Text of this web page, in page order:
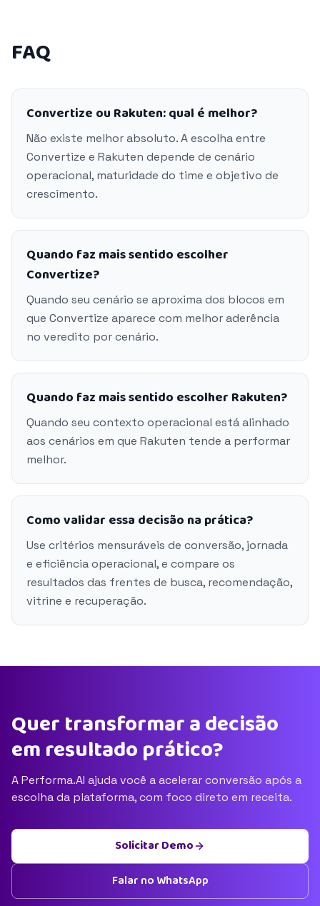
FAQ
Convertize ou Rakuten: qual é melhor?
Não existe melhor absoluto. A escolha entre
Convertize e Rakuten depende de cenário
operacional, maturidade do time e objetivo de
crescimento.
Quando faz mais sentido escolher
Convertize?
Quando seu cenário se aproxima dos blocos em
que Convertize aparece com melhor aderência
no veredito por cenário.
Quando faz mais sentido escolher Rakuten?
Quando seu contexto operacional está alinhado
aos cenários em que Rakuten tende a performar
melhor.
Como validar essa decisão na prática?
Use critérios mensuráveis de conversão, jornada
e eficiência operacional, e compare os
resultados das frentes de busca, recomendação,
vitrine e recuperação.
Quer transformar a decisão
em resultado prático?
A Performa.AI ajuda você a acelerar conversão após a
escolha da plataforma, com foco direto em receita.
Solicitar Demo
Falar no WhatsApp